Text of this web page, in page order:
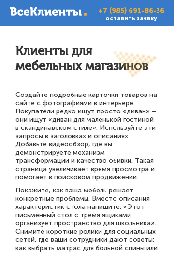
+7 (985) 691-86-36
оставить заявку
Клиенты для
мебельных магазинов
Создайте подробные карточки товаров на
сайте с фотографиями в интерьере.
Покупатели редко ищут просто «диван» –
они ищут «диван для маленькой гостиной
в скандинавском стиле». Используйте эти
запросы в заголовках и описаниях.
Добавьте видеообзор, где вы
демонстрируете механизм
трансформации и качество обивки. Такая
страница увеличивает время просмотра и
помогает в поисковом продвижении.
Покажите, как ваша мебель решает
конкретные проблемы. Вместо описания
характеристик стола напишите: «Этот
письменный стол с тремя ящиками
организует пространство для школьника».
Снимите короткие ролики для социальных
сетей, где ваши сотрудники дают советы:
как выбрать матрас для больной спины или